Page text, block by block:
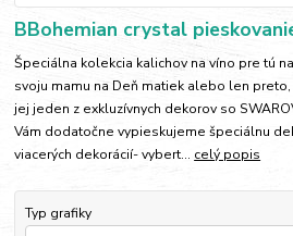
BBohemian crystal
Špeciálna kolekcia kalichov na víno pre tú
svoju mamu na Deň matiek alebo len
jej jeden z exkluzívnych dekorov so
Vám dodatočne vypieskujeme špeciálnu
viacerých dekorácií- vybert... celý popis
Typ grafiky